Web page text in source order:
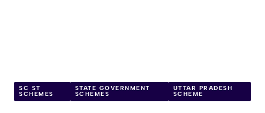
SC ST
SCHEMES
STATE GOVERNMENT
SCHEMES
UTTAR PRADESH
SCHEME